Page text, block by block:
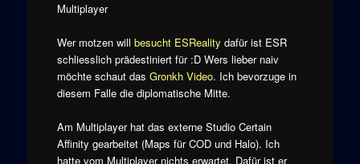
Multiplayer
Wer motzen will besucht ESReality dafür ist ESR
schliesslich prädestiniert für :D Wers lieber naiv
möchte schaut das Gronkh Video. Ich bevorzuge in
diesem Falle die diplomatische Mitte.
Am Multiplayer hat das externe Studio Certain
Affinity gearbeitet (Maps für COD und Halo). Ich
hatte vom Multiplayer nichts erwartet. Dafür ist er